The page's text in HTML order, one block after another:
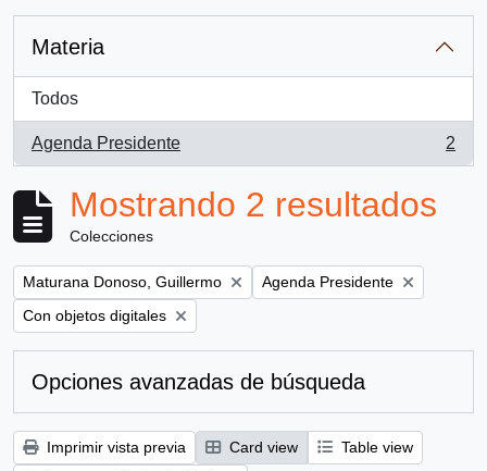
Materia
Todos
Agenda Presidente
, 2 resultados
2
Mostrando 2 resultados
Colecciones
Remove filter:
Maturana Donoso, Guillermo Remove filter:
Agenda Presidente
Remove filter:
Con objetos digitales
Opciones avanzadas de búsqueda
Imprimir vista previa Card view
Table view